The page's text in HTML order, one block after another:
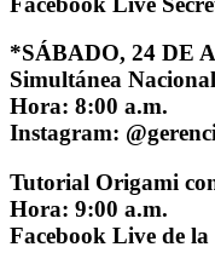
*SÁBADO, 24 DE
Simultánea
Hora: 8:00 a.m.
Instagram:
Tutorial Origami
Hora: 9:00 a.m.
Facebook Live de